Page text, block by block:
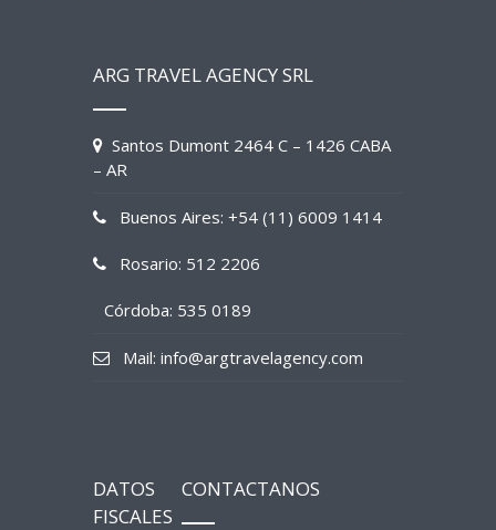
ARG TRAVEL AGENCY SRL
Santos Dumont 2464 C – 1426 CABA
– AR
Buenos Aires: +54 (11) 6009 1414
Rosario: 512 2206
Córdoba: 535 0189
Mail: info@argtravelagency.com
DATOS
FISCALES
CONTACTANOS